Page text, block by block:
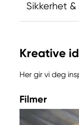
Sikkerhet &
Kreatima
205 14
+46 (04) 22
Kreative
Her gir vi deg
Filmer